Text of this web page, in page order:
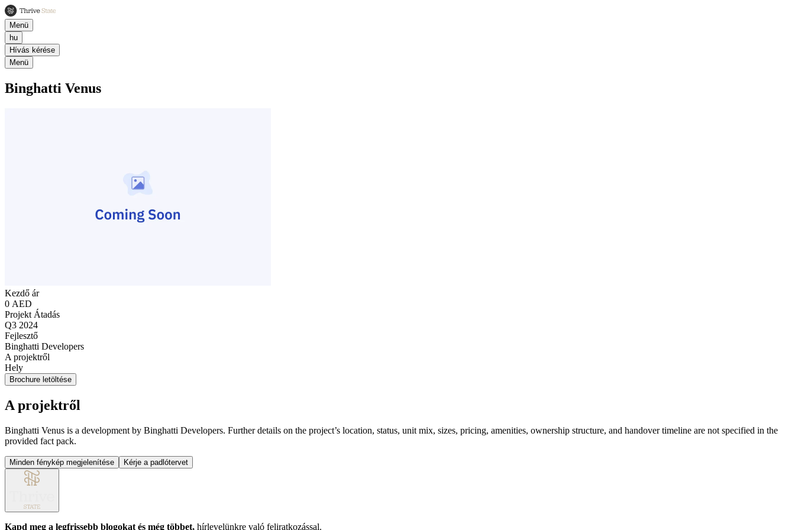
Menü
hu
Hívás kérése
Menü
Binghatti Venus
Kezdő ár
0 AED
Projekt Átadás
Q3 2024
Fejlesztő
Binghatti Developers
A projektről
Hely
Brochure letöltése
A projektről
Binghatti Venus is a development by Binghatti Developers. Further details on the project’s location, status, unit mix, sizes, pricing, amenities, ownership structure, and handover timeline are not specified in the
provided fact pack.
Minden fénykép megjelenítése Kérje a padlótervet
Kapd meg a legfrissebb blogokat és még többet, hírlevelünkre való feliratkozással.